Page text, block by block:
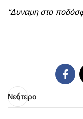
“Δυναμη στο
Νεότερο